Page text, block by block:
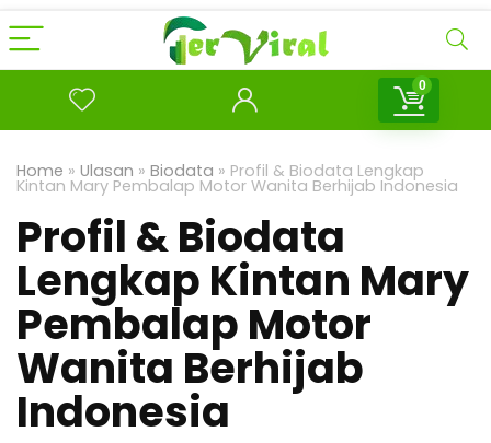
0
Home » Ulasan » Biodata » Profil & Biodata Lengkap
Kintan Mary Pembalap Motor Wanita Berhijab Indonesia
Profil & Biodata
Lengkap Kintan Mary
Pembalap Motor
Wanita Berhijab
Indonesia